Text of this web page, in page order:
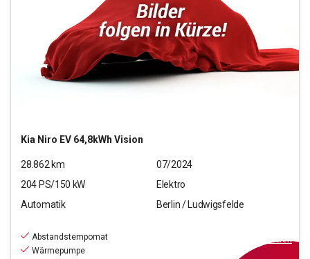
Kia Niro EV 64,8kWh Vision
28.862 km
07/2024
204 PS/150 kW
Elektro
Automatik
Berlin / Ludwigsfelde
Abstandstempomat
Wärmepumpe
finanzieren